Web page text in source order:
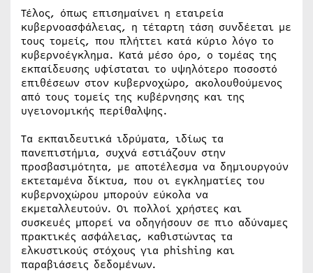
Τέλος, όπως επισημαίνει η εταιρεία
κυβερνοασφάλειας, η τέταρτη τάση συνδέεται με
τους τομείς, που πλήττει κατά κύριο λόγο το
κυβερνοέγκλημα. Κατά μέσο όρο, ο τομέας της
εκπαίδευσης υφίσταται το υψηλότερο ποσοστό
επιθέσεων στον κυβερνοχώρο, ακολουθούμενος
από τους τομείς της κυβέρνησης και της
υγειονομικής περίθαλψης.
Τα εκπαιδευτικά ιδρύματα, ιδίως τα
πανεπιστήμια, συχνά εστιάζουν στην
προσβασιμότητα, με αποτέλεσμα να δημιουργούν
εκτεταμένα δίκτυα, που οι εγκληματίες του
κυβερνοχώρου μπορούν εύκολα να
εκμεταλλευτούν. Οι πολλοί χρήστες και
συσκευές μπορεί να οδηγήσουν σε πιο αδύναμες
πρακτικές ασφάλειας, καθιστώντας τα
ελκυστικούς στόχους για phishing και
παραβιάσεις δεδομένων.